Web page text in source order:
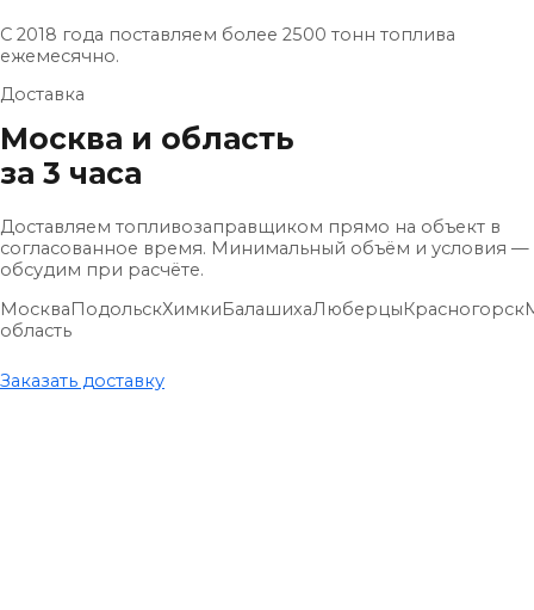
С 2018 года поставляем более 2500 тонн топлива
ежемесячно.
Доставка
Москва и область
за 3 часа
Доставляем топливозаправщиком прямо на объект в
согласованное время. Минимальный объём и условия —
обсудим при расчёте.
МоскваПодольскХимкиБалашихаЛюберцыКрасногорск
область
Заказать доставку